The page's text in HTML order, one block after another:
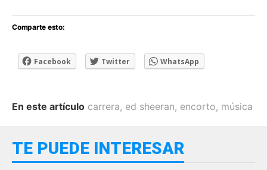
Comparte esto:
Facebook Twitter WhatsApp
En este artículo carrera, ed sheeran, encorto, música
TE PUEDE INTERESAR